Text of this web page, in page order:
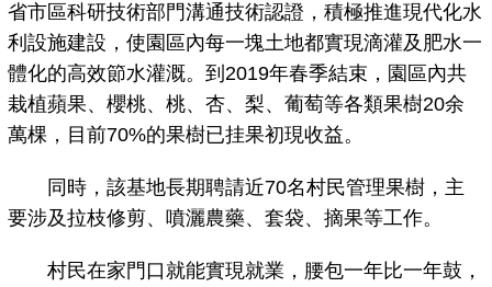
省市區科研技術部門溝通技術認證，積極推進現代化水
利設施建設，使園區內每一塊土地都實現滴灌及肥水一
體化的高效節水灌溉。到2019年春季結束，園區內共
栽植蘋果、櫻桃、桃、杏、梨、葡萄等各類果樹20余
萬棵，目前70%的果樹已挂果初現收益。
同時，該基地長期聘請近70名村民管理果樹，主
要涉及拉枝修剪、噴灑農藥、套袋、摘果等工作。
村民在家門口就能實現就業，腰包一年比一年鼓，